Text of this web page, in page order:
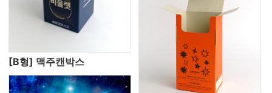
[B형] 맥주캔박스